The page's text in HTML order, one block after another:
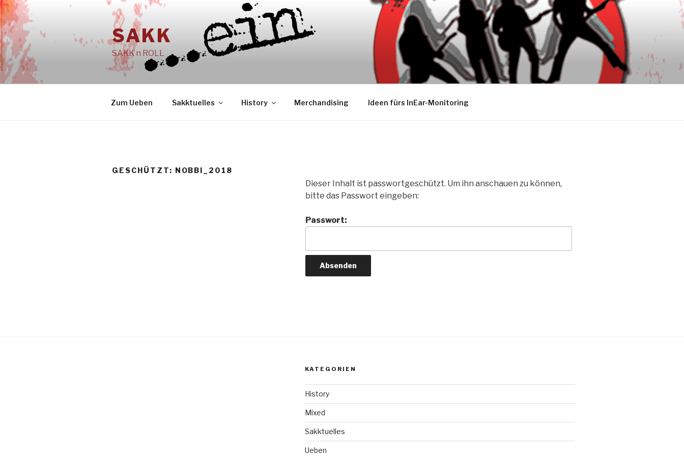
Zum
Inhalt
springen
SAKK
SAKK n ROLL
Zum Ueben Sakktuelles History Merchandising Ideen fürs InEar-Monitoring
GESCHÜTZT: NOBBI_2018
Dieser Inhalt ist passwortgeschützt. Um ihn anschauen zu können,
bitte das Passwort eingeben:
Passwort:
KATEGORIEN
History
Mixed
Sakktuelles
Ueben